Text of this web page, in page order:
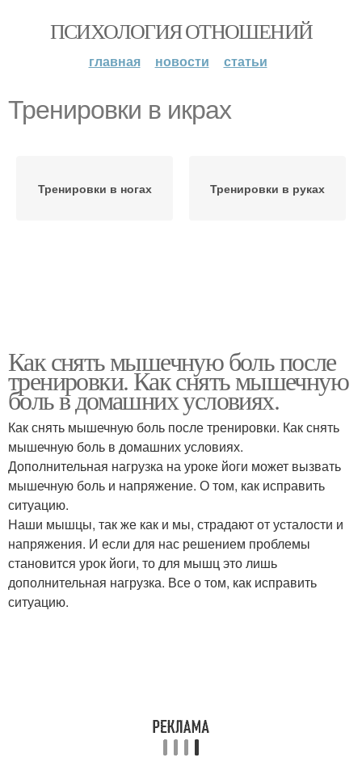
ПСИХОЛОГИЯ ОТНОШЕНИЙ
главная новости статьи
Тренировки в икрах
Тренировки в ногах Тренировки в руках
Как снять мышечную боль после
тренировки. Как снять мышечную
боль в домашних условиях.
Как снять мышечную боль после тренировки. Как снять
мышечную боль в домашних условиях.
Дополнительная нагрузка на уроке йоги может вызвать
мышечную боль и напряжение. О том, как исправить
ситуацию.
Наши мышцы, так же как и мы, страдают от усталости и
напряжения. И если для нас решением проблемы
становится урок йоги, то для мышц это лишь
дополнительная нагрузка. Все о том, как исправить
ситуацию.